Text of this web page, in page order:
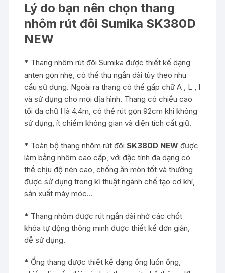
Lý do bạn nên chọn thang
nhôm rút đôi Sumika SK380D
NEW
* Thang nhôm rút đôi Sumika được thiết kế dạng
anten gọn nhẹ, có thể thu ngắn dài tùy theo nhu
cầu sử dụng. Ngoài ra thang có thể gấp chữ A , L , I
và sử dụng cho mọi địa hình. Thang có chiều cao
tối đa chữ I là 4.4m, có thể rút gọn 92cm khi không
sử dụng, ít chiếm không gian và diện tích cất giữ.
* Toàn bộ thang nhôm rút đôiSK380D NEW được
làm bằng nhôm cao cấp, với đặc tính đa dạng có
thể chịu độ nén cao, chống ăn mòn tốt và thường
được sử dụng trong kĩ thuật ngành chế tạo cơ khí,
sản xuất máy móc…
* Thang nhôm được rút ngắn dài nhờ các chốt
khóa tự động thông minh được thiết kế đơn giản,
dễ sử dụng.
* Ống thang được thiết kế dạng ống luồn ống,